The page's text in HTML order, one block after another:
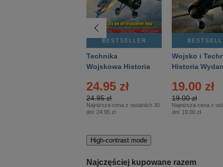
BESTSELLER
Technika
Wojskowa Historia
24.95 zł
24.95 zł
Najniższa cena z ostatnich 30
dni: 24.95 zł
Wojsko i
Historia
– 2/2026
19.00 zł
19.00 zł
Najniższa cena z
dni: 19.00 zł
High-contrast mode
Najczęściej kupowane razem